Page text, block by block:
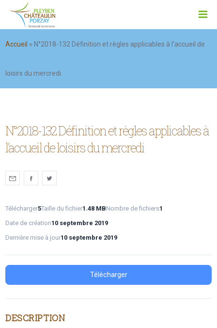
Accueil » N°2018-132 Définition et règles applicables à l’accueil de
loisirs du mercredi
N°2018-132 Définition et règles applicables à
l’accueil de loisirs du mercredi
Télécharger5Taille du fichier1.48 MBNombre de fichiers1
Date de création10 septembre 2019
Dernière mise à jour10 septembre 2019
Télécharger
DESCRIPTION